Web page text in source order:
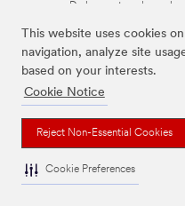
This website uses cookies
navigation, analyze site
based on your interests.
Cookie Notice
Reject Non-Essential Cookies
Cookie Preferences
De bovenstaande